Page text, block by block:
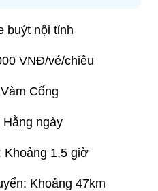
buýt nội tỉnh
VNĐ/vé/chiều
Cống
ngày
Khoảng 1,5 giờ
Khoảng 47km